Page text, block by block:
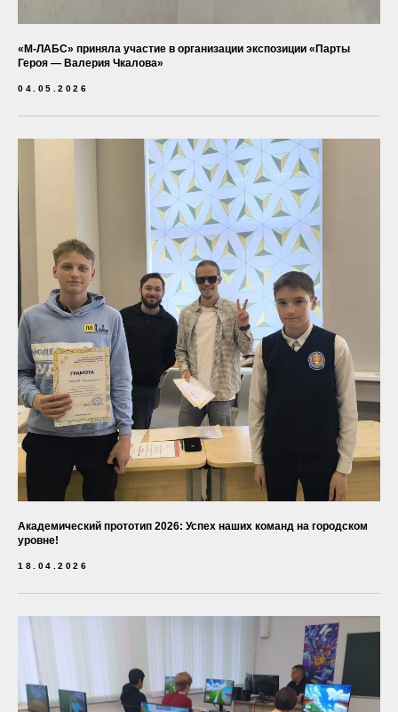
«М-ЛАБС» приняла участие в организации экспозиции «Парты
Героя — Валерия Чкалова»
04.05.2026
Академический прототип 2026: Успех наших команд на городском
уровне!
18.04.2026